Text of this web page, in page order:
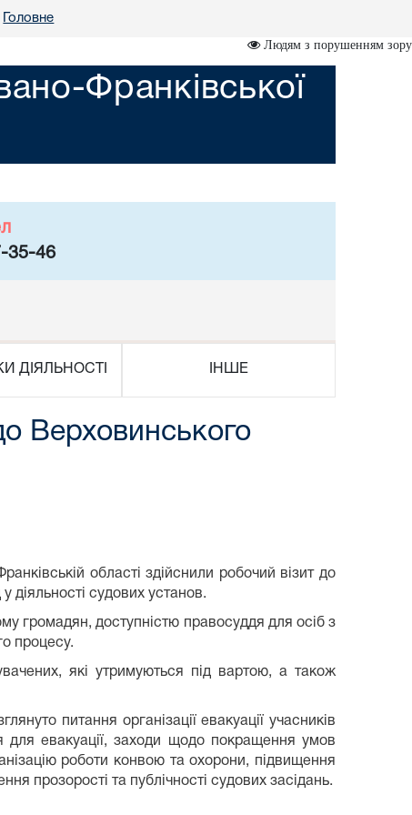
Головне
Людям з порушенням зору
Франківської
35-46
ДІЯЛЬНОСТІ ІНШЕ
Верховинського
області здійснили робочий візит до
судових установ.
громадян, доступністю правосуддя для осіб з
процесу.
які утримуються під вартою, а також
питання організації евакуації учасників
для евакуації, заходи щодо покращення умов
роботи конвою та охорони, підвищення
прозорості та публічності судових засідань.